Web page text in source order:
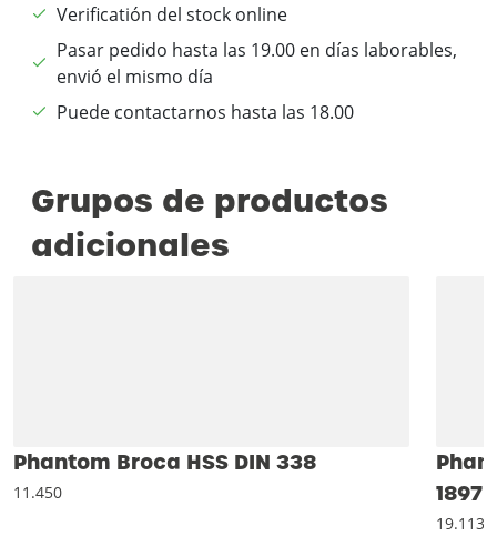
Verificatión del stock online
Pasar pedido hasta las 19.00 en días laborables,
envió el mismo día
Puede contactarnos hasta las 18.00
Grupos de productos
adicionales
Phantom Broca HSS DIN 338
11.450
1897
19.113